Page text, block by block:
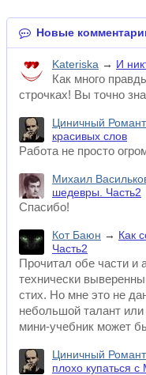
Новые
Kateriska → И
Как много
строчках! Вы точно
Циничный
красивых слов
Работа не просто
Михаил
шедевры. Часть2
Спасибо!
Кот Баюн → Как
Часть2
Прочитал обе части и
технически
стих. Но мне это не
небольшой талант или
мини-учебник может
Циничный
плохо купаться с